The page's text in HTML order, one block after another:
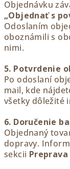
Objednávku
„Objednať s
Odoslaním
oboznámili s
nimi.
5. Potvrdenie
Po odoslaní
mail, kde
všetky dôležité
6. Doručenie
Objednaný
dopravy.
sekcii